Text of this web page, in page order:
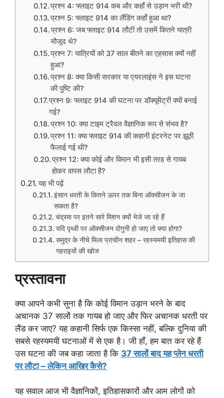
प्रश्न 4: फ्लाइट 914 कब और कहाँ से उड़ान भरी थी?
प्रश्न 5: फ्लाइट 914 का लैंडिंग कहाँ हुआ था?
प्रश्न 6: जब फ्लाइट 914 लौटी तो उसमें कितने यात्री
मौजूद थे?
प्रश्न 7: यात्रियों को 37 साल बीतने का एहसास क्यों नहीं
हुआ?
प्रश्न 8: क्या किसी सरकार या एयरलाइंस ने इस घटना
की पुष्टि की?
प्रश्न 9: फ्लाइट 914 की घटना पर डॉक्यूमेंट्री क्यों बनाई
गई?
प्रश्न 10: क्या टाइम ट्रैवल वैज्ञानिक रूप से संभव है?
प्रश्न 11: क्या फ्लाइट 914 की कहानी इंटरनेट पर झूठी
फैलाई गई थी?
प्रश्न 12: क्या कोई और विमान भी इसी तरह से गायब
होकर वापस लौटा है?
यह भी पढ़ें
इंसान धरती के कितने ऊपर तक बिना ऑक्सीजन के जा
सकता है?
चंद्रमा पर इतने सारे मिशन क्यों भेजे जा रहे हैं
यदि पृथ्वी पर ऑक्सीजन दोगुनी हो जाए तो क्या होगा?
समुद्र के नीचे मिला प्राचीन शहर – रहस्यमयी इतिहास की
गहराइयों की खोज
प्रस्तावना
क्या आपने कभी सुना है कि कोई विमान उड़ान भरने के बाद
अचानक 37 सालों तक गायब हो जाए और फिर अचानक धरती पर
लैंड कर जाए? यह कहानी सिर्फ एक किस्सा नहीं, बल्कि दुनिया की
सबसे रहस्यमयी घटनाओं में से एक है। जी हाँ, हम बात कर रहे हैं
उस घटना की जब कहा जाता है कि 37 सालों बाद यह प्लेन धरती
पर लौटा – लेकिन आखिर कैसे?
यह सवाल आज भी वैज्ञानिकों, इतिहासकारों और आम लोगों को